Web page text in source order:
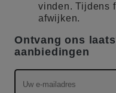
vinden. Tijdens
afwijken.
Ontvang ons
aanbiedingen